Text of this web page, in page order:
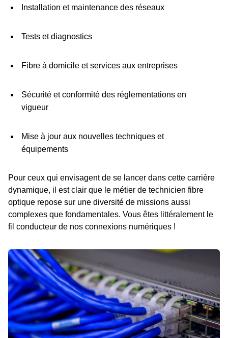
Installation et maintenance des réseaux
Tests et diagnostics
Fibre à domicile et services aux entreprises
Sécurité et conformité des réglementations en
vigueur
Mise à jour aux nouvelles techniques et
équipements
Pour ceux qui envisagent de se lancer dans cette carrière
dynamique, il est clair que le métier de technicien fibre
optique repose sur une diversité de missions aussi
complexes que fondamentales. Vous êtes littéralement le
fil conducteur de nos connexions numériques !